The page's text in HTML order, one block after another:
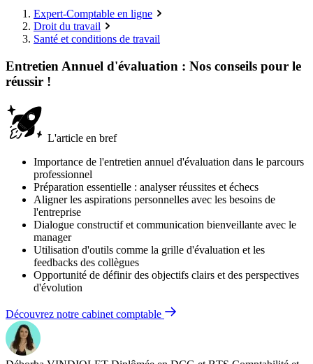
Expert-Comptable en ligne
Droit du travail
Santé et conditions de travail
Entretien Annuel d'évaluation : Nos conseils pour le
réussir !
L'article en bref
Importance de l'entretien annuel d'évaluation dans le parcours
professionnel
Préparation essentielle : analyser réussites et échecs
Aligner les aspirations personnelles avec les besoins de
l'entreprise
Dialogue constructif et communication bienveillante avec le
manager
Utilisation d'outils comme la grille d'évaluation et les
feedbacks des collègues
Opportunité de définir des objectifs clairs et des perspectives
d'évolution
Découvrez notre cabinet comptable